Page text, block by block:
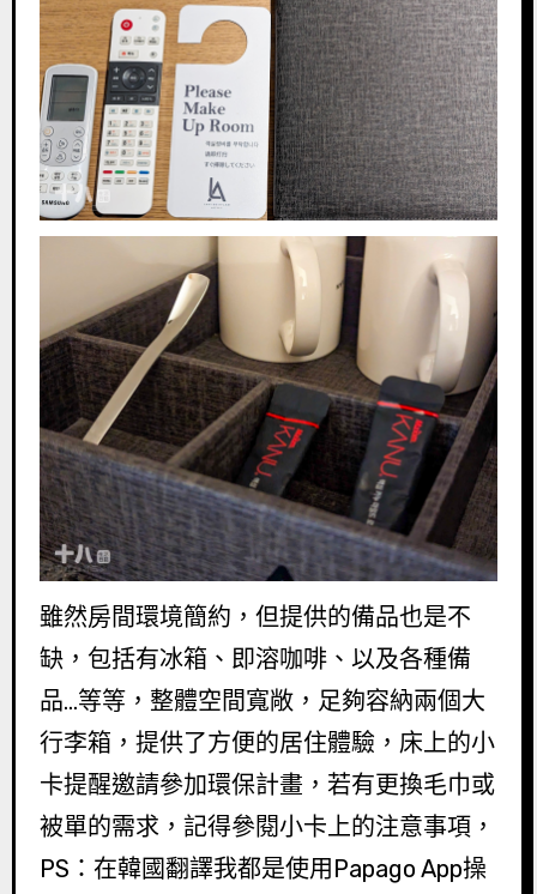
雖然房間環境簡約，但提供的備品也是不
缺，包括有冰箱、即溶咖啡、以及各種備
品…等等，整體空間寬敞，足夠容納兩個大
行李箱，提供了方便的居住體驗，床上的小
卡提醒邀請參加環保計畫，若有更換毛巾或
被單的需求，記得參閱小卡上的注意事項，
PS：在韓國翻譯我都是使用Papago App操